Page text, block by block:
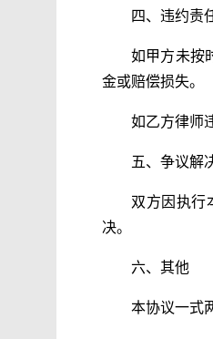
四、违约责
如甲方未按
金或赔偿损失。
如乙方律师
五、争议解
双方因执行
决。
六、其他
本协议一式